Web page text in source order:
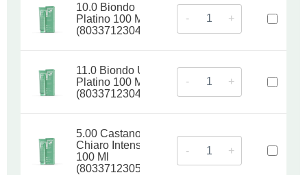
10.0 Biondo
Platino 100 Ml
(8033712304717)
- +
11.0 Biondo Ultra
Platino 100 Ml
(8033712304724)
- +
5.00 Castano
Chiaro Intenso
100 Ml
(8033712305325)
- +